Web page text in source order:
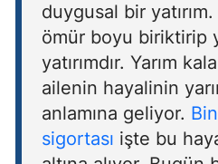
duygusal bir
ömür boyu biriktirip
yatırımdır. Yarım
ailenin hayalinin
anlamına geliyor.
sigortası işte bu